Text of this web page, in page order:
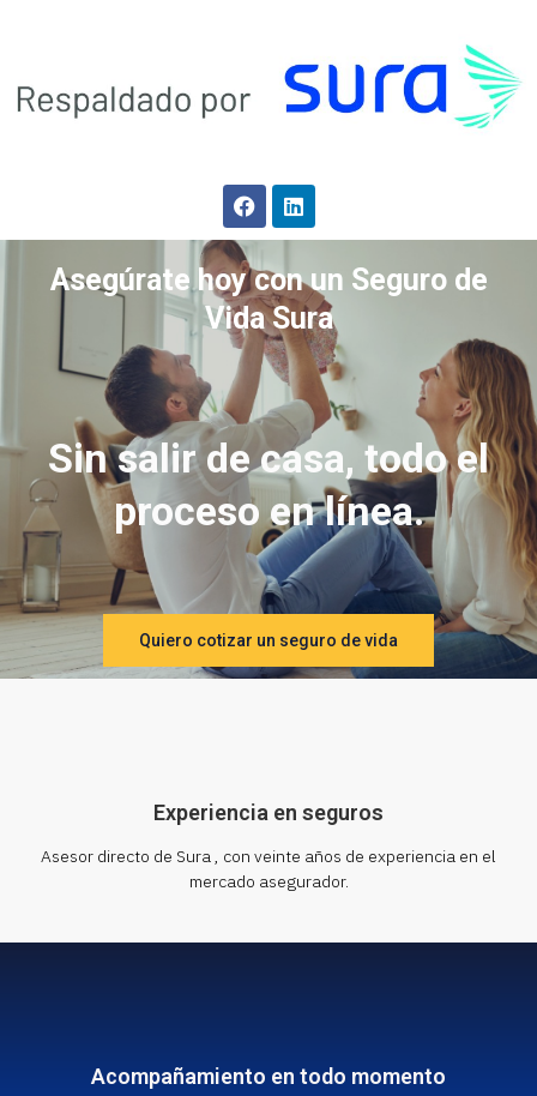
Asegúrate hoy con un Seguro de
Vida Sura
Sin salir de casa, todo el
proceso en línea.
Quiero cotizar un seguro de vida
Experiencia en seguros
Asesor directo de Sura , con veinte años de experiencia en el
mercado asegurador.
Acompañamiento en todo momento